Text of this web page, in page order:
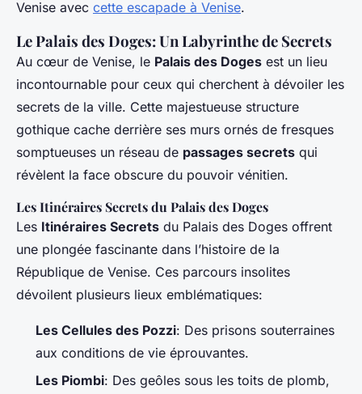
Venise avec cette escapade à Venise.
Le Palais des Doges: Un Labyrinthe de Secrets
Au cœur de Venise, le Palais des Doges est un lieu
incontournable pour ceux qui cherchent à dévoiler les
secrets de la ville. Cette majestueuse structure
gothique cache derrière ses murs ornés de fresques
somptueuses un réseau de passages secrets qui
révèlent la face obscure du pouvoir vénitien.
Les Itinéraires Secrets du Palais des Doges
Les Itinéraires Secrets du Palais des Doges offrent
une plongée fascinante dans l’histoire de la
République de Venise. Ces parcours insolites
dévoilent plusieurs lieux emblématiques:
Les Cellules des Pozzi: Des prisons souterraines
aux conditions de vie éprouvantes.
Les Piombi: Des geôles sous les toits de plomb,